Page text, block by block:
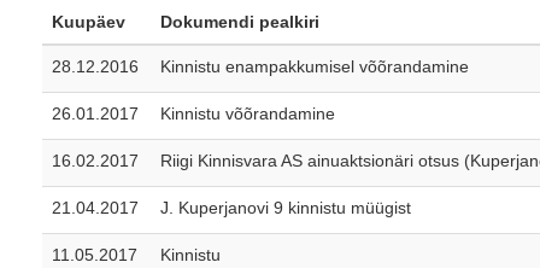
Kuupäev Dokumendi pealkiri
28.12.2016 Kinnistu enampakkumisel võõrandamine
26.01.2017 Kinnistu võõrandamine
16.02.2017 Riigi Kinnisvara AS ainuaktsionäri otsus
21.04.2017 J. Kuperjanovi 9 kinnistu müügist
11.05.2017 Kinnistu